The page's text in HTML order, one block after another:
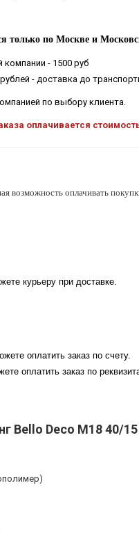
только по Москве и
- 1500 руб
- доставка до
по выбору клиента.
оплачивается
возможность оплачивать
курьеру при доставке.
оплатить заказ по счету.
оплатить заказ по
Bello Deco М18 40/